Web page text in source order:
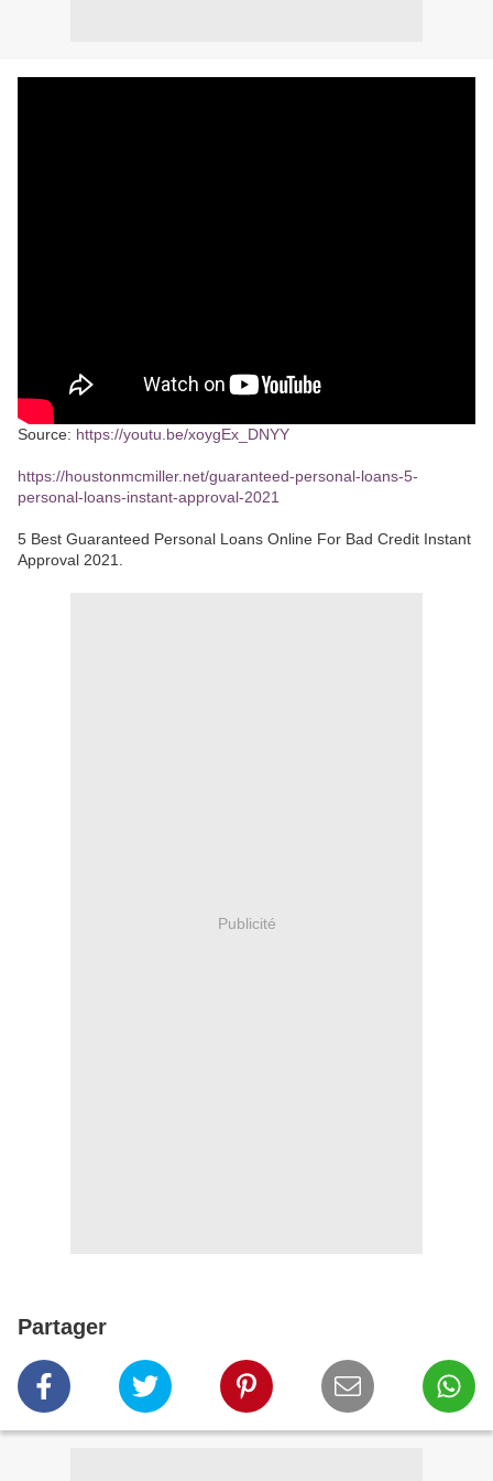
Source: https://youtu.be/xoygEx_DNYY
https://houstonmcmiller.net/guaranteed-personal-loans-5-
personal-loans-instant-approval-2021
5 Best Guaranteed Personal Loans Online For Bad Credit Instant
Approval 2021.
Publicité
Partager